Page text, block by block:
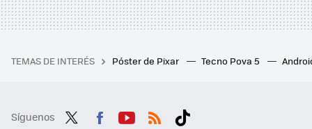
TEMAS DE INTERÉS Póster de Pixar Tecno Pova 5
Síguenos